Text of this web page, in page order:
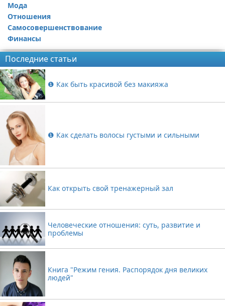
Мода
Отношения
Самосовершенствование
Финансы
Последние статьи
❶ Как быть красивой без макияжа
❶ Как сделать волосы густыми и сильными
Как открыть свой тренажерный зал
Человеческие отношения: суть, развитие и
проблемы
Книга "Режим гения. Распорядок дня великих
людей"